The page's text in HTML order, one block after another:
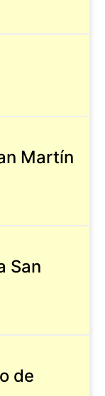
Martín
San
de